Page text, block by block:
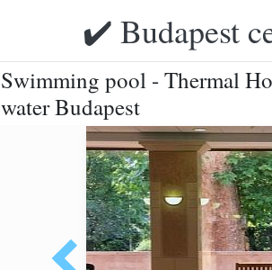
✔️ Budapest
Swimming pool - Thermal
water Budapest